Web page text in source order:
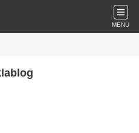
MENU
depuis Eklablog